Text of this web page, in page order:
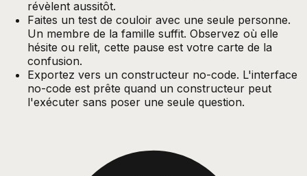
révèlent aussitôt.
Faites un test de couloir avec une seule personne.
Un membre de la famille suffit. Observez où elle
hésite ou relit, cette pause est votre carte de la
confusion.
Exportez vers un constructeur no-code. L'interface
no-code est prête quand un constructeur peut
l'exécuter sans poser une seule question.